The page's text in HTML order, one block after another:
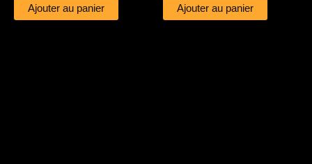
Ajouter au panier Ajouter au panier